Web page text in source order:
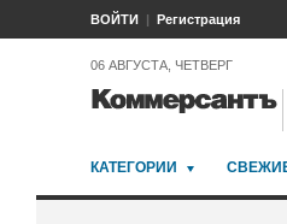
ВОЙТИ Регистрация
06 АВГУСТА, ЧЕТВЕРГ
КАТЕГОРИИ